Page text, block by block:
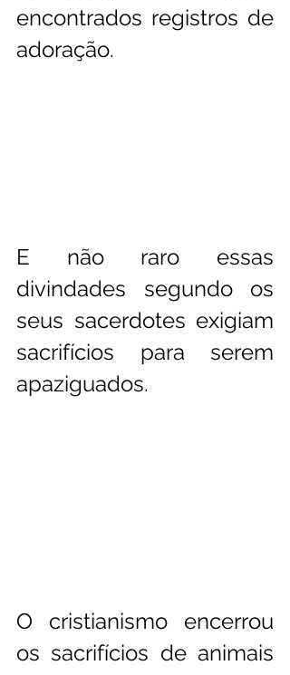
encontrados registros de
adoração.
E não raro essas
divindades segundo os
seus sacerdotes exigiam
sacrifícios para serem
apaziguados.
O cristianismo encerrou
os sacrifícios de animais